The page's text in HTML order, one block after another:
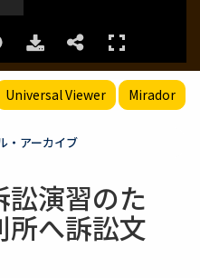
Universal Viewer Mirador
・アーカイブ
訟演習のた
所へ訴訟文